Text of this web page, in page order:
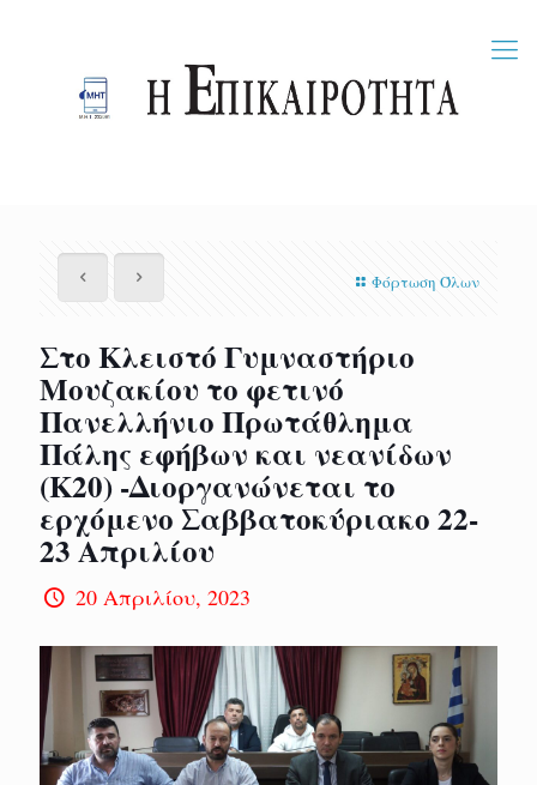
Φόρτωση Όλων
Στο Κλειστό Γυμναστήριο
Μουζακίου το φετινό
Πανελλήνιο Πρωτάθλημα
Πάλης εφήβων και νεανίδων
(Κ20) -Διοργανώνεται το
ερχόμενο Σαββατοκύριακο 22-
23 Απριλίου
20 Απριλίου, 2023